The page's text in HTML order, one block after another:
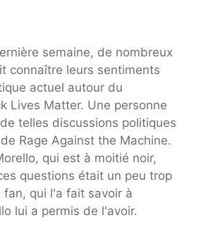
semaine, de nombreux
connaître leurs sentiments
actuel autour du
Lives Matter. Une personne
telles discussions politiques
Rage Against the Machine.
qui est à moitié noir,
questions était un peu trop
fan, qui l'a fait savoir à
lui a permis de l'avoir.